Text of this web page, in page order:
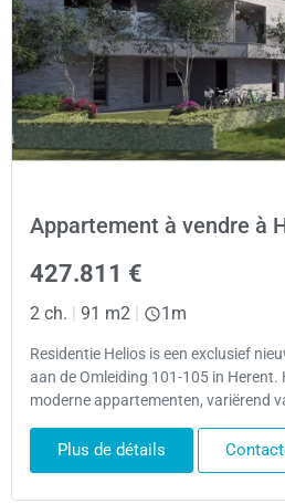
Appartement à vendre à
427.811 €
2 ch. | 91 m2 | 1m
Residentie Helios is een exclusief
aan de Omleiding 101-105 in
moderne appartementen, variërend
Plus de détails